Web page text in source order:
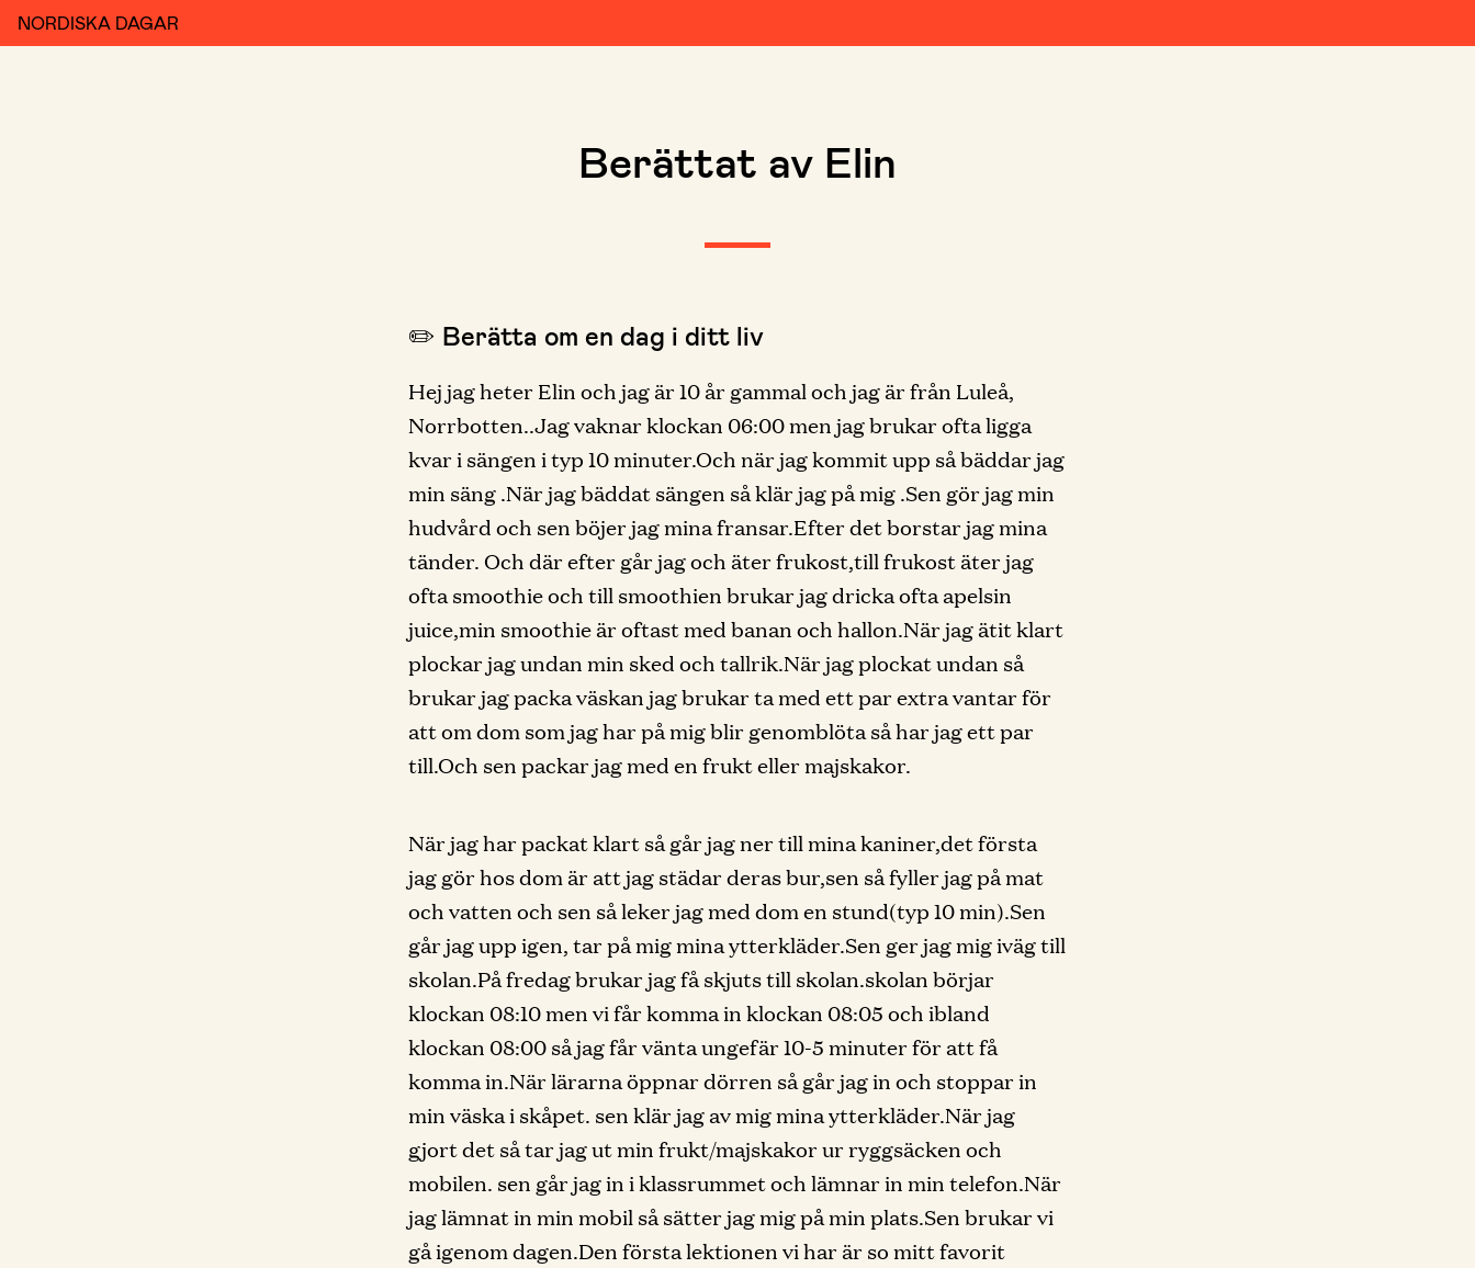
NORDISKA DAGAR
Berättat av Elin
✏️ Berätta om en dag i ditt liv
Hej jag heter Elin och jag är 10 år gammal och jag är från Luleå,
Norrbotten..Jag vaknar klockan 06:00 men jag brukar ofta ligga
kvar i sängen i typ 10 minuter.Och när jag kommit upp så bäddar jag
min säng .När jag bäddat sängen så klär jag på mig .Sen gör jag min
hudvård och sen böjer jag mina fransar.Efter det borstar jag mina
tänder. Och där efter går jag och äter frukost,till frukost äter jag
ofta smoothie och till smoothien brukar jag dricka ofta apelsin
juice,min smoothie är oftast med banan och hallon.När jag ätit klart
plockar jag undan min sked och tallrik.När jag plockat undan så
brukar jag packa väskan jag brukar ta med ett par extra vantar för
att om dom som jag har på mig blir genomblöta så har jag ett par
till.Och sen packar jag med en frukt eller majskakor.
När jag har packat klart så går jag ner till mina kaniner,det första
jag gör hos dom är att jag städar deras bur,sen så fyller jag på mat
och vatten och sen så leker jag med dom en stund(typ 10 min).Sen
går jag upp igen, tar på mig mina ytterkläder.Sen ger jag mig iväg till
skolan.På fredag brukar jag få skjuts till skolan.skolan börjar
klockan 08:10 men vi får komma in klockan 08:05 och ibland
klockan 08:00 så jag får vänta ungefär 10-5 minuter för att få
komma in.När lärarna öppnar dörren så går jag in och stoppar in
min väska i skåpet. sen klär jag av mig mina ytterkläder.När jag
gjort det så tar jag ut min frukt/majskakor ur ryggsäcken och
mobilen. sen går jag in i klassrummet och lämnar in min telefon.När
jag lämnat in min mobil så sätter jag mig på min plats.Sen brukar vi
gå igenom dagen.Den första lektionen vi har är so mitt favorit